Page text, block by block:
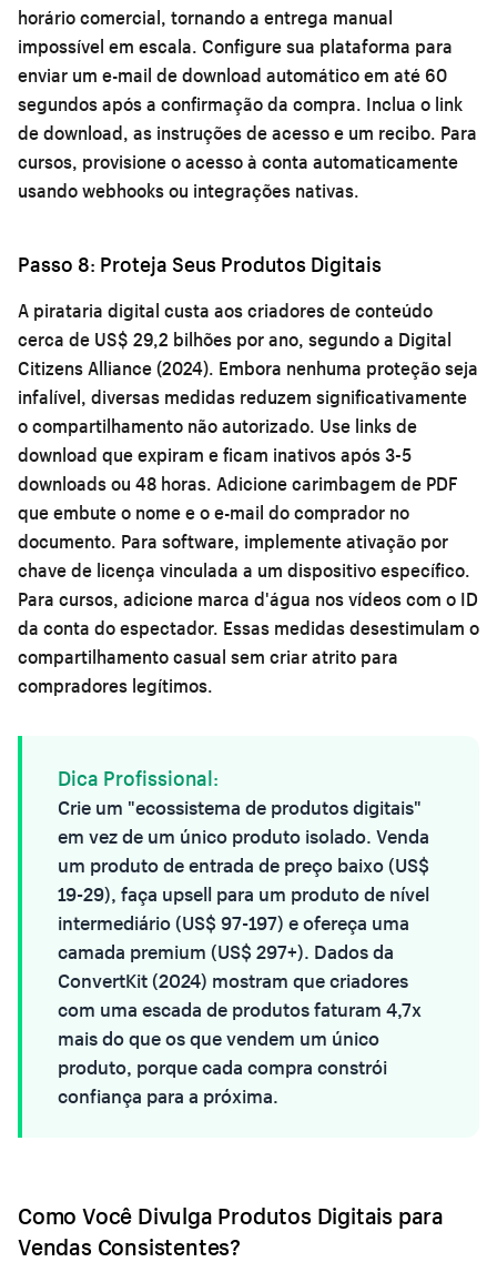
horário comercial, tornando a entrega manual
impossível em escala. Configure sua plataforma para
enviar um e-mail de download automático em até 60
segundos após a confirmação da compra. Inclua o link
de download, as instruções de acesso e um recibo. Para
cursos, provisione o acesso à conta automaticamente
usando webhooks ou integrações nativas.
Passo 8: Proteja Seus Produtos Digitais
A pirataria digital custa aos criadores de conteúdo
cerca de US$ 29,2 bilhões por ano, segundo a Digital
Citizens Alliance (2024). Embora nenhuma proteção seja
infalível, diversas medidas reduzem significativamente
o compartilhamento não autorizado. Use links de
download que expiram e ficam inativos após 3-5
downloads ou 48 horas. Adicione carimbagem de PDF
que embute o nome e o e-mail do comprador no
documento. Para software, implemente ativação por
chave de licença vinculada a um dispositivo específico.
Para cursos, adicione marca d'água nos vídeos com o ID
da conta do espectador. Essas medidas desestimulam o
compartilhamento casual sem criar atrito para
compradores legítimos.
Dica Profissional:
Crie um "ecossistema de produtos digitais"
em vez de um único produto isolado. Venda
um produto de entrada de preço baixo (US$
19-29), faça upsell para um produto de nível
intermediário (US$ 97-197) e ofereça uma
camada premium (US$ 297+). Dados da
ConvertKit (2024) mostram que criadores
com uma escada de produtos faturam 4,7x
mais do que os que vendem um único
produto, porque cada compra constrói
confiança para a próxima.
Como Você Divulga Produtos Digitais para
Vendas Consistentes?